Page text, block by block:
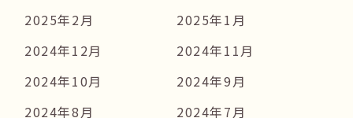
2025年2月
2025年1月
2024年12月
2024年11月
2024年10月
2024年9月
2024年8月
2024年7月